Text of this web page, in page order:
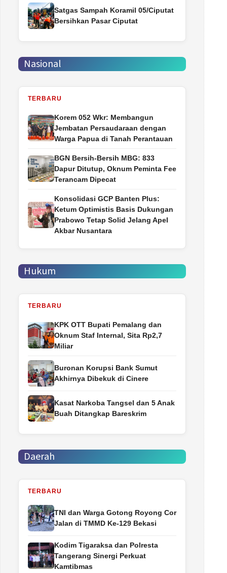
Satgas Sampah Koramil 05/Ciputat
Bersihkan Pasar Ciputat
Nasional
TERBARU
Korem 052 Wkr: Membangun
Jembatan Persaudaraan dengan
Warga Papua di Tanah Perantauan
BGN Bersih-Bersih MBG: 833
Dapur Ditutup, Oknum Peminta Fee
Terancam Dipecat
Konsolidasi GCP Banten Plus:
Ketum Optimistis Basis Dukungan
Prabowo Tetap Solid Jelang Apel
Akbar Nusantara
Hukum
TERBARU
‎KPK OTT Bupati Pemalang dan
Oknum Staf Internal, Sita Rp2,7
Miliar
Buronan Korupsi Bank Sumut
Akhirnya Dibekuk di Cinere
Kasat Narkoba Tangsel dan 5 Anak
Buah Ditangkap Bareskrim
Daerah
TERBARU
TNI dan Warga Gotong Royong Cor
Jalan di TMMD Ke-129 Bekasi
Kodim Tigaraksa dan Polresta
Tangerang Sinergi Perkuat
Kamtibmas